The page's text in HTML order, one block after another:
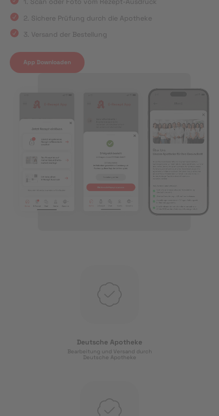
2. Sichere Prüfung durch die Apotheke
3. Versand der Bestellung
App Downloaden
Deutsche Apotheke
Bearbeitung und Versand durch
Deutsche Apotheke